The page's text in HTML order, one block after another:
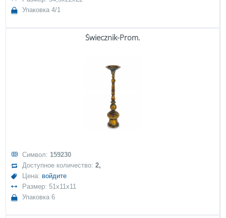
Упаковка 4/1
Świecznik-Prom.
Символ: 159230
Доступное количество:2,
Цена: войдите
Размер: 51x11x11
Упаковка 6